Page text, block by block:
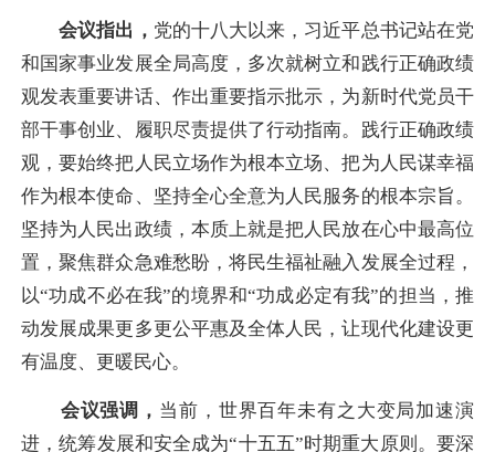
会议指出， 党的十八大以来，习近平总书记站在党
和国家事业发展全局高度，多次就树立和践行正确政绩
观发表重要讲话、作出重要指示批示，为新时代党员干
部干事创业、履职尽责提供了行动指南。践行正确政绩
观，要始终把人民立场作为根本立场、把为人民谋幸福
作为根本使命、坚持全心全意为人民服务的根本宗旨。
坚持为人民出政绩，本质上就是把人民放在心中最高位
置，聚焦群众急难愁盼，将民生福祉融入发展全过程，
以“功成不必在我”的境界和“功成必定有我”的担当，推
动发展成果更多更公平惠及全体人民，让现代化建设更
有温度、更暖民心。
会议强调， 当前，世界百年未有之大变局加速演
进，统筹发展和安全成为“十五五”时期重大原则。要深